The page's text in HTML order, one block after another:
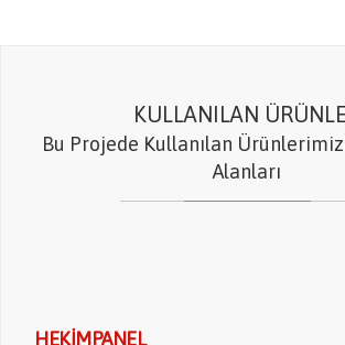
KULLANILAN
Bu Projede Kullanılan
Alanları
HEKIMPANEL